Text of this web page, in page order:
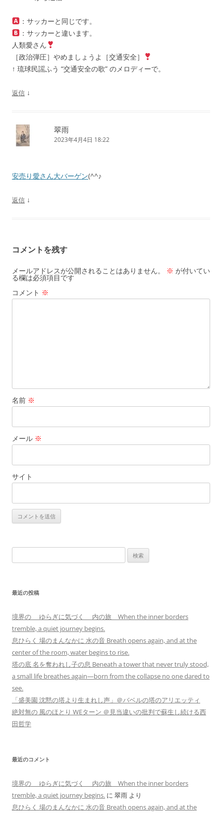
：サッカーと同じです。
：サッカーと違います。
人類愛さん
［政治弾圧］やめましょうよ［交通安全］
↑ 琉球民謡ふう “交通安全の歌” のメロディーで。
返信 ↓
翠雨
2023年4月4日 18:22
安売り愛さん大バーゲン(^^♪
返信 ↓
コメントを残す
メールアドレスが公開されることはありません。 ※ が付いてい
る欄は必須項目です
コメント ※
名前 ※
メール ※
サイト
索:
最近の投稿
境界の ゆらぎに気づく 内の旅 When the inner borders
tremble, a quiet journey begins.
息ひらく 場のまんなかに 水の音 Breath opens again, and at the
center of the room, water begins to rise.
塔の底 名を奪われし子の息 Beneath a tower that never truly stood,
a small life breathes again—born from the collapse no one dared to
see.
「盛美園 沈黙の塔より生まれし声」＠バベルの塔のアリエッティ
絶対無の 風のほとり WEターン ＠見当違いの批判で蘇生し続ける西
田哲学
最近のコメント
境界の ゆらぎに気づく 内の旅 When the inner borders
tremble, a quiet journey begins. に 翠雨 より
息ひらく 場のまんなかに 水の音 Breath opens again, and at the